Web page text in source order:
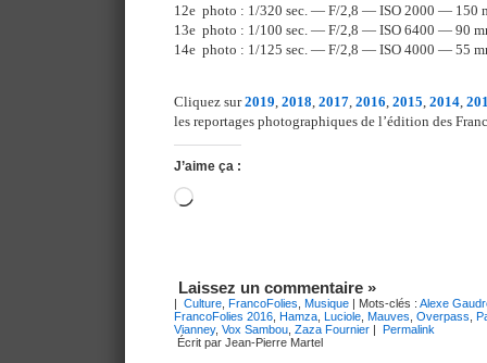
12e photo : 1/320 sec. — F/2,8 — ISO 2000 — 150
13e photo : 1/100 sec. — F/2,8 — ISO 6400 — 90
14e photo : 1/125 sec. — F/2,8 — ISO 4000 — 55
Cliquez sur2019 2018 2017 2016 2015 2014
les reportages photographiques de l’édition des
J’aime ça :
Chargement…
Laissez un commentaire »
| Culture FrancoFolies Musique | Mots-clés : Alexe
FrancoFolies 2016 Hamza Luciole Mauves Overpass
Vianney, Vox Sambou Zaza Fournier | Permalink
Écrit par Jean-Pierre Martel